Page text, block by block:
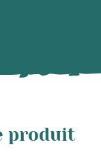
produit